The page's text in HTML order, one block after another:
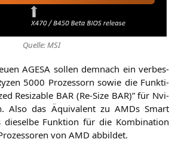
Quel­le:MSI
AGESA sol­len dem­nach ein ver­bes­
5000 Pro­zes­sorn sowie die Funk­ti­
Resizable BAR (Re-Size BAR)” für Nvi­
Also das Äqui­va­lent zu AMDs Smart
die­sel­be Funk­ti­on für die Kom­bi­na­ti­on
von AMD abbildet.